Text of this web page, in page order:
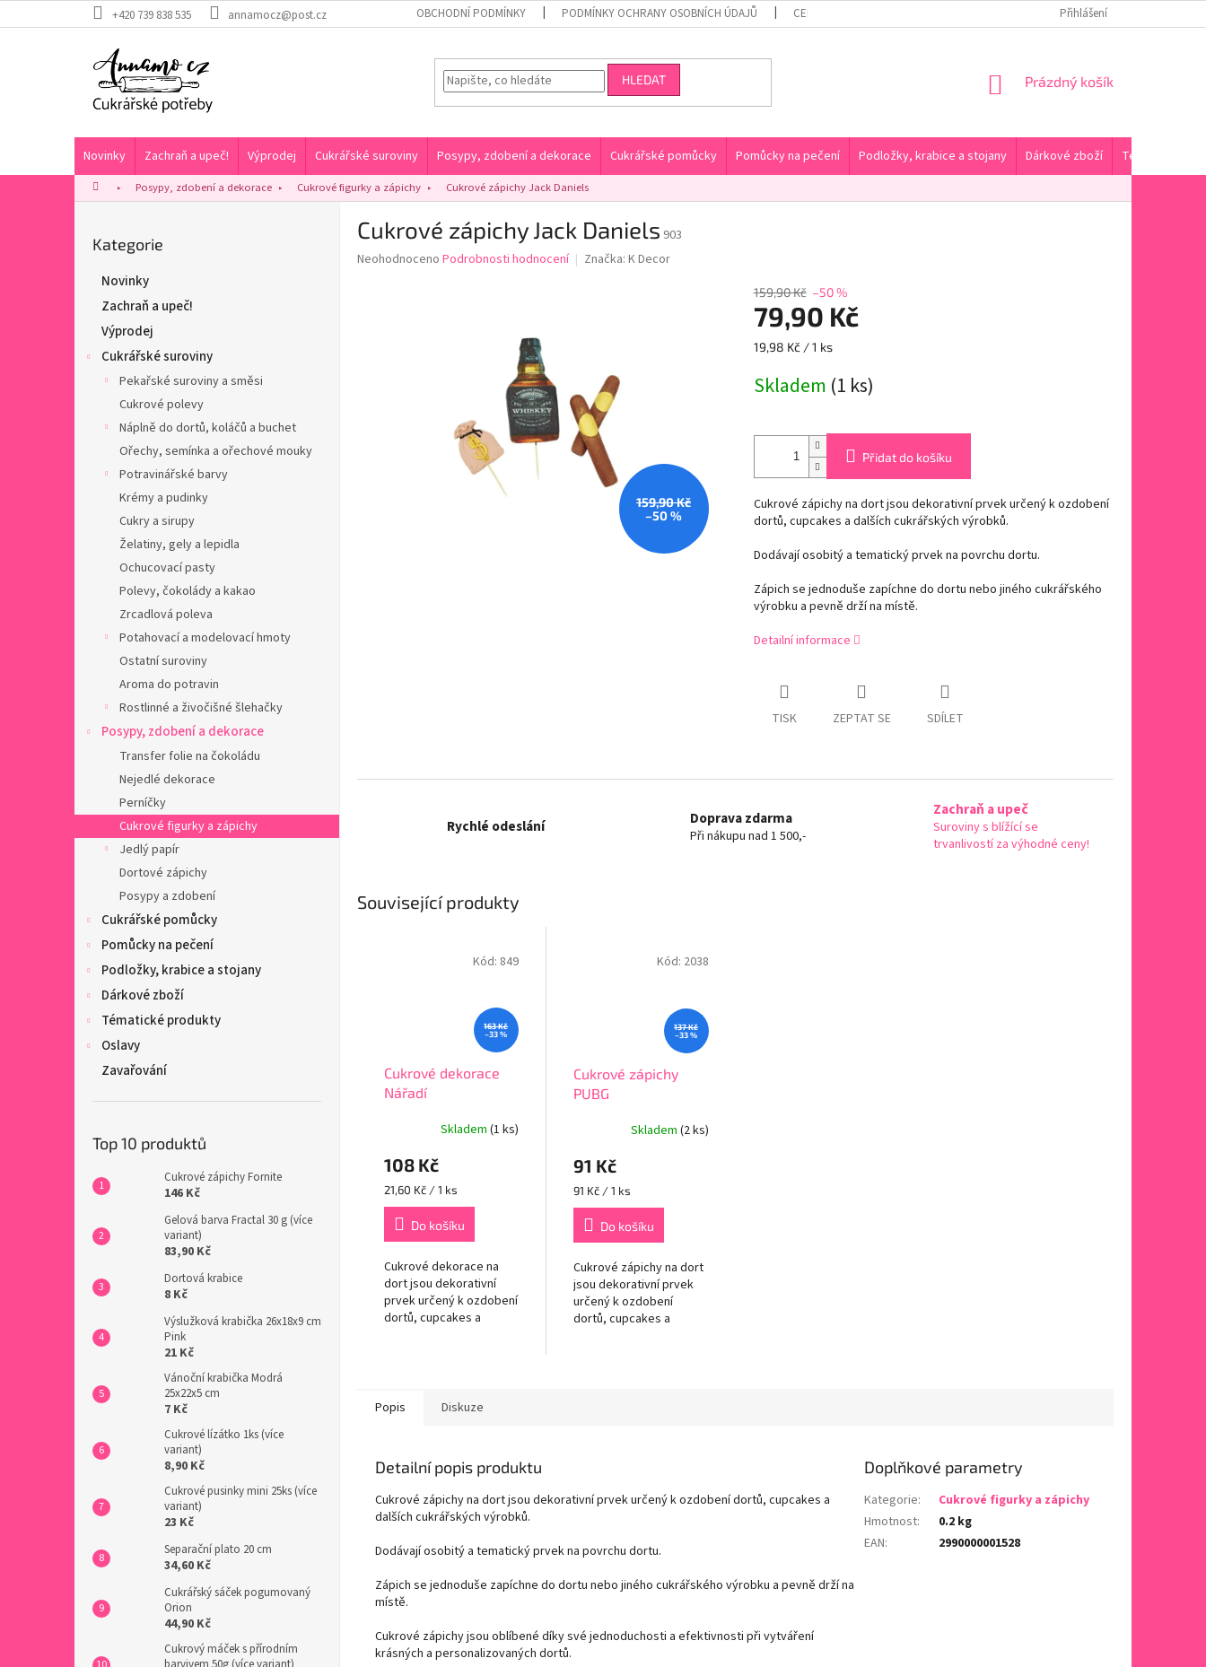
na
+420 739 838 535 annamocz@post.cz OBCHODNÍ PODMÍNKY PODMÍNKY OCHRANY OSOBNÍCH ÚDAJŮ CENY DOPRAVY A PLATBA KONTAKTY A PRODEJNAPřihlášení
HLEDAT
NÁKUPNÍ
Prázdný košík
Novinky Zachraň a upeč! Výprodej Cukrářské suroviny Posypy, zdobení a dekorace Cukrářské pomůcky Pomůcky na pečení Podložky, krabice a stojany Dárkové zboží Tématické
DomůPosypy, zdobení a dekorace Cukrové figurky a zápichy Cukrové zápichy Jack Daniels
Přeskočit
kategorie
Kategorie
Novinky
Zachraň a upeč!
Výprodej
Cukrářské suroviny
Pekařské suroviny a směsi
Cukrové polevy
Náplně do dortů, koláčů a buchet
Ořechy, semínka a ořechové mouky
Potravinářské barvy
Krémy a pudinky
Cukry a sirupy
Želatiny, gely a lepidla
Ochucovací pasty
Polevy, čokolády a kakao
Zrcadlová poleva
Potahovací a modelovací hmoty
Ostatní suroviny
Aroma do potravin
Rostlinné a živočišné šlehačky
Posypy, zdobení a dekorace
Transfer folie na čokoládu
Nejedlé dekorace
Perníčky
Cukrové figurky a zápichy
Jedlý papír
Dortové zápichy
Posypy a zdobení
Cukrářské pomůcky
Pomůcky na pečení
Podložky, krabice a stojany
Dárkové zboží
Tématické produkty
Oslavy
Zavařování
Top 10 produktů
Cukrové zápichy Fornite
146 Kč
Gelová barva Fractal 30 g (více
variant)
83,90 Kč
Dortová krabice
8 Kč
Výslužková krabička 26x18x9 cm
Pink
21 Kč
Vánoční krabička Modrá
25x22x5 cm
7 Kč
Cukrové lízátko 1ks (více
variant)
8,90 Kč
Cukrové pusinky mini 25ks (více
variant)
23 Kč
Separační plato 20 cm
34,60 Kč
Cukrářský sáček pogumovaný
Orion
44,90 Kč
Cukrový máček s přírodním
Cukrové zápichy Jack Daniels 903
Průměrné
Neohodnoceno Podrobnosti hodnocení Značka: K Decor
159,90 Kč
–50 %
159,90 Kč –50 %
79,90 Kč
Měrná
19,98 Kč / 1 ks
Skladem (1 ks)
Přidat do košíku
Cukrové zápichy na dort jsou dekorativní prvek určený k ozdobení
dortů, cupcakes a dalších cukrářských výrobků.
Dodávají osobitý a tematický prvek na povrchu dortu.
Zápich se jednoduše zapíchne do dortu nebo jiného cukrářského
výrobku a pevně drží na místě.
Detailní informace
TISK ZEPTAT SE SDÍLET
Rychlé odeslání Doprava zdarma
Při nákupu nad 1 500,-
Zachraň a upeč
Suroviny s blížící se
trvanlivostí za výhodné ceny!
Související produkty
163 Kč
–33 %
Cukrové dekorace
Nářadí
Skladem (1 ks)
108 Kč
Měrná
cena:
21,60 Kč / 1 ks
Do košíku
Cukrové dekorace na
dort jsou dekorativní
prvek určený k ozdobení
dortů, cupcakes a
Kód: 849
137 Kč
–33 %
Cukrové zápichy
PUBG
Skladem (2 ks)
91 Kč
Měrná
cena:
91 Kč / 1 ks
Do košíku
Cukrové zápichy na dort
jsou dekorativní prvek
určený k ozdobení
dortů, cupcakes a
Kód: 2038
Popis Diskuze
Detailní popis produktu
Cukrové zápichy na dort jsou dekorativní prvek určený k ozdobení dortů, cupcakes a
dalších cukrářských výrobků.
Dodávají osobitý a tematický prvek na povrchu dortu.
Zápich se jednoduše zapíchne do dortu nebo jiného cukrářského výrobku a pevně drží na
místě.
Cukrové zápichy jsou oblíbené díky své jednoduchosti a efektivnosti při vytváření
krásných a personalizovaných dortů.
Doplňkové parametry
Kategorie:
Cukrové figurky a zápichy
Hmotnost:
0.2 kg
EAN: 2990000001528